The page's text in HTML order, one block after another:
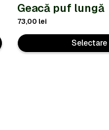
Geacă puf lungă
73,00 lei
Selectare